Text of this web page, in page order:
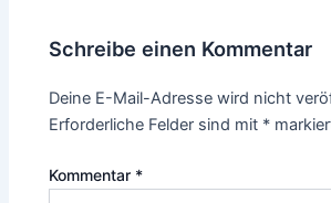
Schreibe einen Kommentar
Deine E-Mail-Adresse wird nicht
Erforderliche Felder sind mit *
Kommentar *